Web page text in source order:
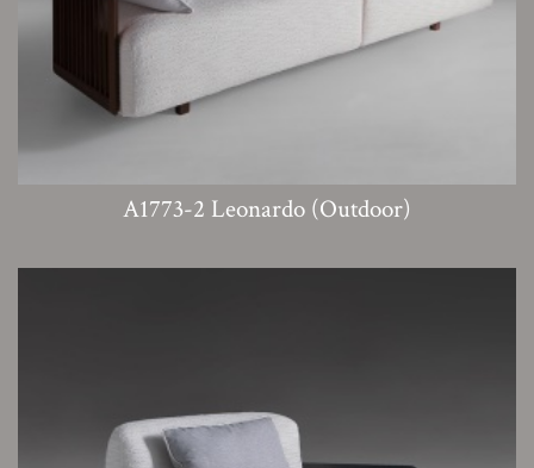
A1773-2 Leonardo (Outdoor)